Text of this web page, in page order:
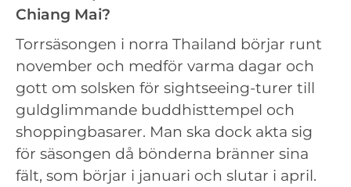
Chiang Mai?
Torrsäsongen i norra Thailand börjar runt
november och medför varma dagar och
gott om solsken för sightseeing-turer till
guldglimmande buddhisttempel och
shoppingbasarer. Man ska dock akta sig
för säsongen då bönderna bränner sina
fält, som börjar i januari och slutar i april.